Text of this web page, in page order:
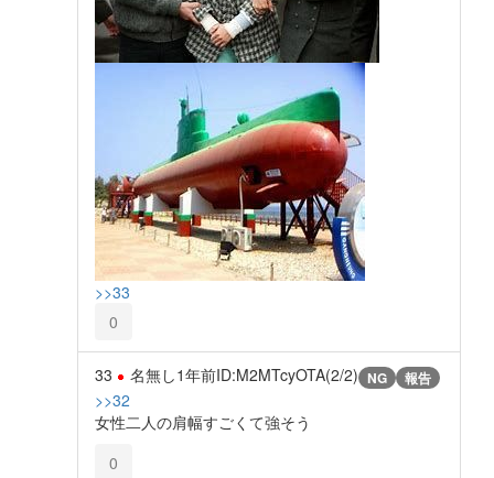
>>33
0
33 名無し1年前ID:M2MTcyOTA(2/2) NG 報告
>>32
女性二人の肩幅すごくて強そう
0